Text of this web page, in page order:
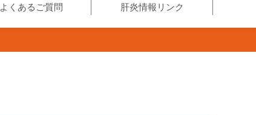
よくあるご質問 肝炎情報リンク